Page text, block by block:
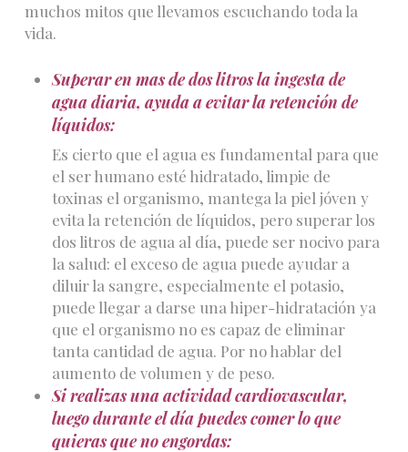
muchos mitos que llevamos escuchando toda la
vida.
Superar en mas de dos litros la ingesta de
agua diaria, ayuda a evitar la retención de
líquidos:
Es cierto que el agua es fundamental para que
el ser humano esté hidratado, limpie de
toxinas el organismo, mantega la piel jóven y
evita la retención de líquidos, pero superar los
dos litros de agua al día, puede ser nocivo para
la salud: el exceso de agua puede ayudar a
diluir la sangre, especialmente el potasio,
puede llegar a darse una hiper-hidratación ya
que el organismo no es capaz de eliminar
tanta cantidad de agua. Por no hablar del
aumento de volumen y de peso.
Si realizas una actividad cardiovascular,
luego durante el día puedes comer lo que
quieras que no engordas: